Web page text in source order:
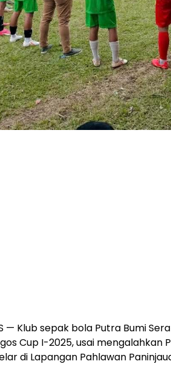
— Klub sepak bola Putra Bumi
Cup I-2025, usai mengalahkan
di Lapangan Pahlawan